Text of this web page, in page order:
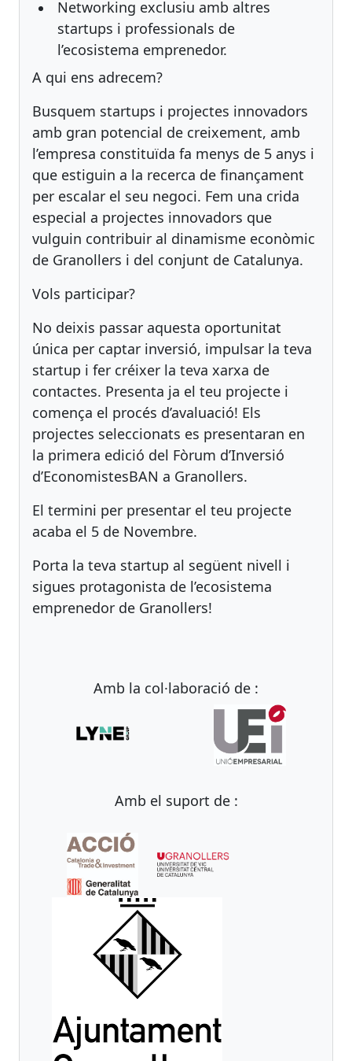
Networking exclusiu amb altres
startups i professionals de
l’ecosistema emprenedor.
A qui ens adrecem?
Busquem startups i projectes innovadors
amb gran potencial de creixement, amb
l’empresa constituïda fa menys de 5 anys i
que estiguin a la recerca de finançament
per escalar el seu negoci. Fem una crida
especial a projectes innovadors que
vulguin contribuir al dinamisme econòmic
de Granollers i del conjunt de Catalunya.
Vols participar?
No deixis passar aquesta oportunitat
única per captar inversió, impulsar la teva
startup i fer créixer la teva xarxa de
contactes. Presenta ja el teu projecte i
comença el procés d’avaluació! Els
projectes seleccionats es presentaran en
la primera edició del Fòrum d’Inversió
d’EconomistesBAN a Granollers.
El termini per presentar el teu projecte
acaba el 5 de Novembre.
Porta la teva startup al següent nivell i
sigues protagonista de l’ecosistema
emprenedor de Granollers!
Amb la col·laboració de :
Amb el suport de :